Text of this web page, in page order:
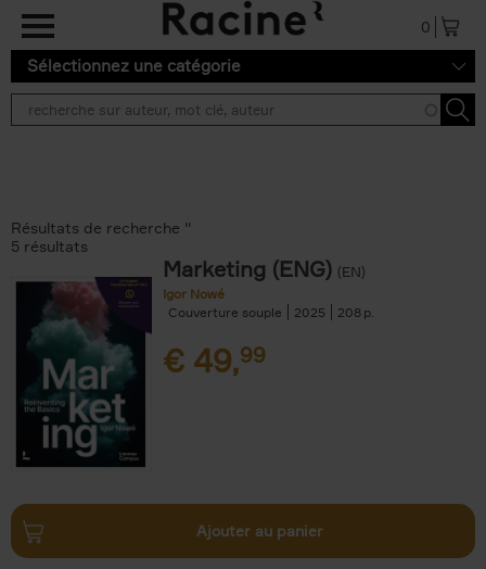
Aller au contenu principal
0
Sélectionnez une catégorie
Résultats de recherche ''
5 résultats
Marketing (ENG) (EN)
Igor Nowé
Couverture souple
2025 208
€ 49,99
Ajouter au panier